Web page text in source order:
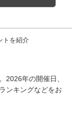
トを紹介
2026年の開催日、
ンキングなどをお